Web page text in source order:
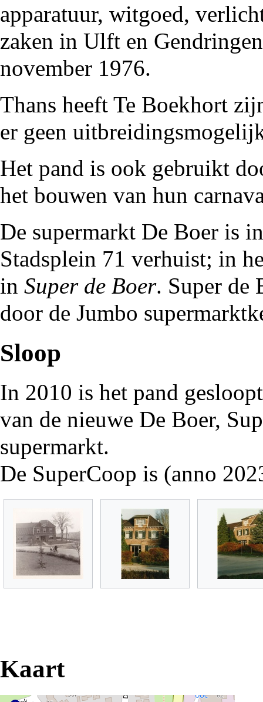
apparatuur, witgoed,
zaken in Ulft en Gendringen
november 1976.
Thans heeft Te Boekhort
er geen
Het pand is ook gebruikt
het bouwen van hun
De supermarkt De Boer is
Stadsplein 71 verhuist; in
in Super de Boer. Super de
door de Jumbo
Sloop
In 2010 is het pand
van de nieuwe De Boer,
supermarkt.
De SuperCoop is (anno
Kaart